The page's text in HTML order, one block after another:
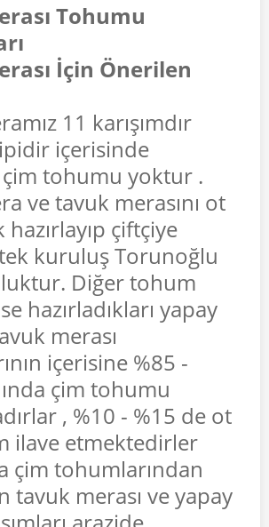
Tohumu
İçin Önerilen
11 karışımdır
içerisinde
tohumu yoktur .
ve tavuk merasını ot
çiftçiye
kuruluş Torunoğlu
Diğer tohum
hazırladıkları yapay
merası
içerisine %85 -
çim tohumu
, %10 - %15 de ot
ilave etmektedirler
çim tohumlarından
tavuk merası ve yapay